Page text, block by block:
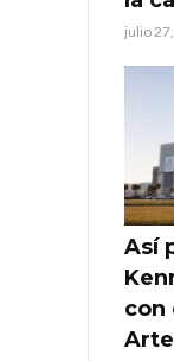
julio
Así
con